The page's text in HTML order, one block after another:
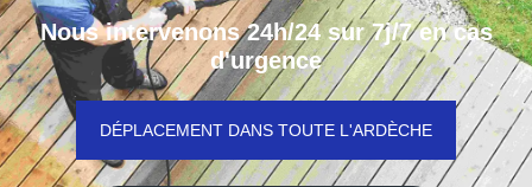
Nous intervenons 24h/24 sur 7j/7 en cas
d'urgence
DÉPLACEMENT DANS TOUTE L'ARDÈCHE